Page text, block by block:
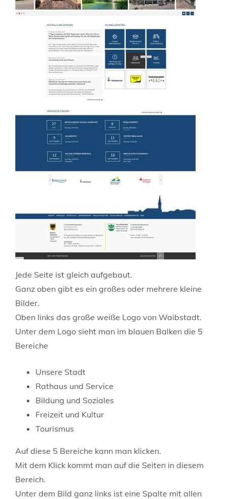
Jede Seite ist gleich aufgebaut.
Ganz oben gibt es ein großes oder mehrere kleine
Bilder.
Oben links das große weiße Logo von Waibstadt.
Unter dem Logo sieht man im blauen Balken die 5
Bereiche
Unsere Stadt
Rathaus und Service
Bildung und Soziales
Freizeit und Kultur
Tourismus
Auf diese 5 Bereiche kann man klicken.
Mit dem Klick kommt man auf die Seiten in diesem
Bereich.
Unter dem Bild ganz links ist eine Spalte mit allen